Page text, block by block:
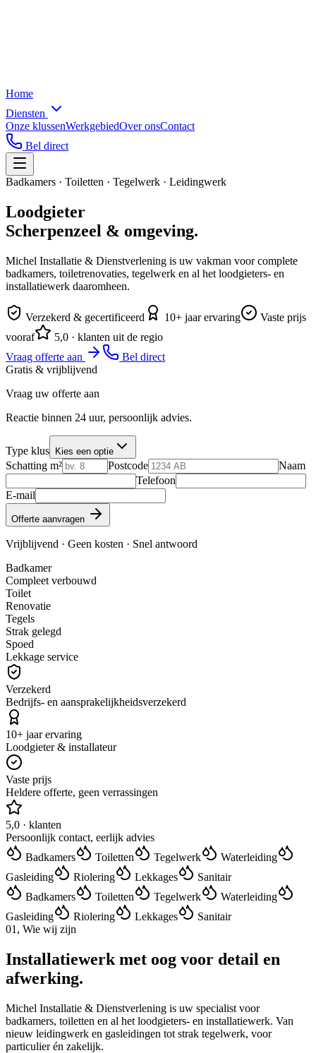
Home
Diensten
Onze klussenWerkgebiedOver onsContact
Bel direct
Badkamers · Toiletten · Tegelwerk · Leidingwerk
Loodgieter
Scherpenzeel & omgeving.
Michel Installatie & Dienstverlening is uw vakman voor complete
badkamers, toiletrenovaties, tegelwerk en al het loodgieters- en
installatiewerk daaromheen.
Verzekerd & gecertificeerd 10+ jaar ervaring
Vaste prijs
vooraf
5,0 · klanten uit de regio
Vraag offerte aan
Bel direct
Gratis & vrijblijvend
Vraag uw offerte aan
Reactie binnen 24 uur, persoonlijk advies.
Type klus Kies een optie
Schatting m² Postcode
Naam
Telefoon
E-mail
Offerte aanvragen
Vrijblijvend · Geen kosten · Snel antwoord
Badkamer
Compleet verbouwd
Toilet
Renovatie
Tegels
Strak gelegd
Spoed
Lekkage service
Verzekerd
Bedrijfs- en aansprakelijkheidsverzekerd
10+ jaar ervaring
Loodgieter & installateur
Vaste prijs
Heldere offerte, geen verrassingen
5,0 · klanten
Persoonlijk contact, eerlijk advies
Badkamers
Toiletten Tegelwerk
Waterleiding
Gasleiding
Riolering Lekkages
Sanitair
Badkamers
Toiletten Tegelwerk
Waterleiding
Gasleiding
Riolering Lekkages
Sanitair
01, Wie wij zijn
Installatiewerk met oog voor detail en
afwerking.
Michel Installatie & Dienstverlening is uw specialist voor
badkamers, toiletten en al het loodgieters- en installatiewerk. Van
nieuw leidingwerk en gasleidingen tot strak tegelwerk, voor
particulier én zakelijk.